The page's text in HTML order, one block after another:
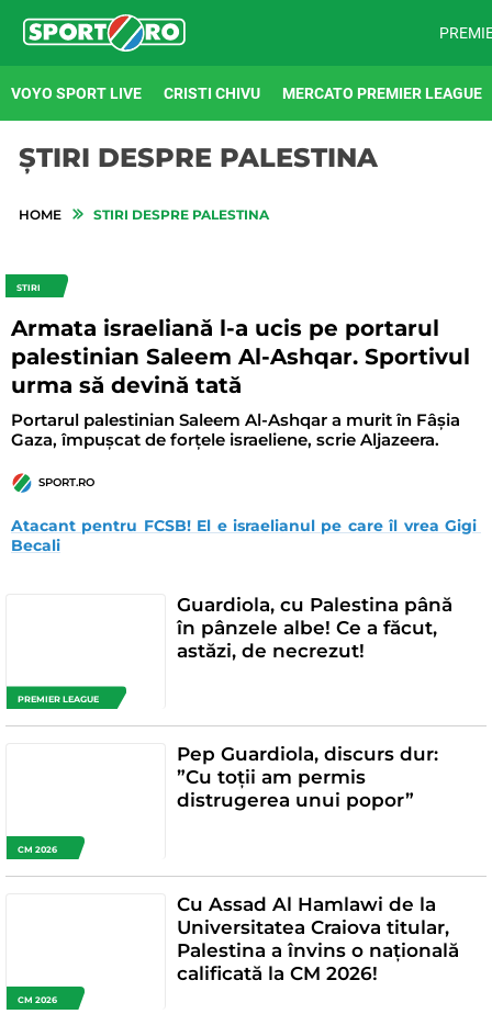
VOYO SPORT LIVE CRISTI CHIVU MERCATO PREMIER LEAGUE
ȘTIRI DESPRE PALESTINA
HOME STIRI DESPRE PALESTINA
STIRI
Armata israeliană l-a ucis pe portarul
palestinian Saleem Al-Ashqar. Sportivul
urma să devină tată
Portarul palestinian Saleem Al-Ashqar a murit în Fâșia
Gaza, împușcat de forțele israeliene, scrie Aljazeera.
SPORT.RO
Atacant pentru FCSB! El e israelianul pe care îl vrea Gigi
Becali
PREMIER LEAGUE
Guardiola, cu Palestina până
în pânzele albe! Ce a făcut,
astăzi, de necrezut!
CM 2026
Pep Guardiola, discurs dur:
”Cu toții am permis
distrugerea unui popor”
CM 2026
Cu Assad Al Hamlawi de la
Universitatea Craiova titular,
Palestina a învins o națională
calificată la CM 2026!